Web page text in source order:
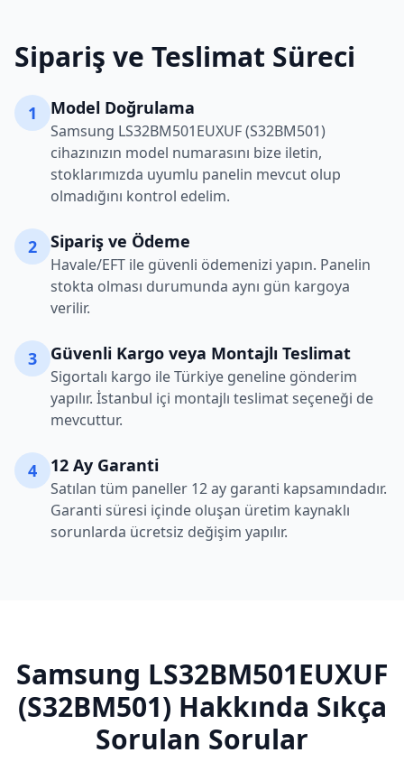
Sipariş ve Teslimat Süreci
1 Model Doğrulama
Samsung LS32BM501EUXUF (S32BM501)
cihazınızın model numarasını bize iletin,
stoklarımızda uyumlu panelin mevcut olup
olmadığını kontrol edelim.
2 Sipariş ve Ödeme
Havale/EFT ile güvenli ödemenizi yapın. Panelin
stokta olması durumunda aynı gün kargoya
verilir.
3 Güvenli Kargo veya Montajlı Teslimat
Sigortalı kargo ile Türkiye geneline gönderim
yapılır. İstanbul içi montajlı teslimat seçeneği de
mevcuttur.
4 12 Ay Garanti
Satılan tüm paneller 12 ay garanti kapsamındadır.
Garanti süresi içinde oluşan üretim kaynaklı
sorunlarda ücretsiz değişim yapılır.
Samsung LS32BM501EUXUF
(S32BM501) Hakkında Sıkça
Sorulan Sorular